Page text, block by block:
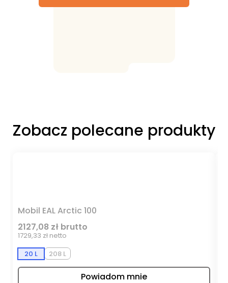
Zobacz polecane produkty
Mobil EAL Arctic 100
2127,08 zł brutto
1729,33 zł netto
20 L
208 L
Powiadom mnie